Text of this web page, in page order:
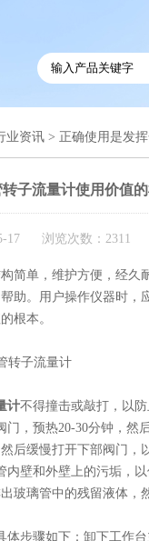
业资讯 > 正确使用是发
子流量计使用价值
17 浏览次数：2311
简单，维护方便，经久
助。用户操作仪器时，
根本。
计不得撞击或敲打，以防
预热20-30分钟，然
后缓慢打开下部阀门，
内壁和外壁上的污垢，
玻璃管中的残留液体，
步骤如下：卸下工作台